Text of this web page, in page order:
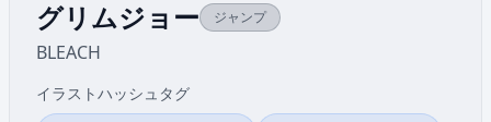
グリムジョー ジャンプ
BLEACH
イラストハッシュタグ